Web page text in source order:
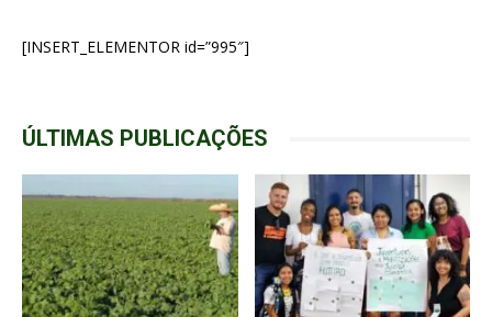
[INSERT_ELEMENTOR id=”995″]
ÚLTIMAS PUBLICAÇÕES